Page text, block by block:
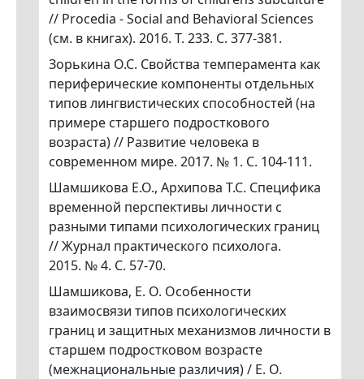
// Procedia - Social and Behavioral Sciences
(см. в книгах). 2016. Т. 233. С. 377-381.
Зорькина О.С. Свойства темперамента как
периферические компоненты отдельных
типов лингвистических способностей (на
примере старшего подросткового
возраста) // Развитие человека в
современном мире. 2017. № 1. С. 104-111.
Шамшикова Е.О., Архипова Т.С. Специфика
временной перспективы личности с
разными типами психологических границ
// Журнал практического психолога.
2015. № 4. С. 57-70.
Шамшикова, Е. О. Особенности
взаимосвязи типов психологических
границ и защитных механизмов личности в
старшем подростковом возрасте
(межнациональные различия) / Е. О.